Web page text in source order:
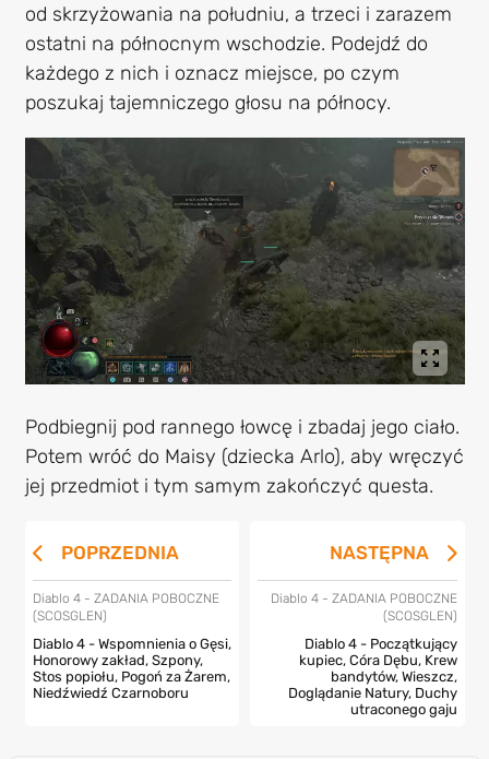
od skrzyżowania na południu, a trzeci i zarazem
ostatni na północnym wschodzie. Podejdź do
każdego z nich i oznacz miejsce, po czym
poszukaj tajemniczego głosu na północy.
Podbiegnij pod rannego łowcę i zbadaj jego ciało.
Potem wróć do Maisy (dziecka Arlo), aby wręczyć
jej przedmiot i tym samym zakończyć questa.
POPRZEDNIA
Diablo 4 - ZADANIA POBOCZNE
(SCOSGLEN)
Diablo 4 - Wspomnienia o Gęsi,
Honorowy zakład, Szpony,
Stos popiołu, Pogoń za Żarem,
Niedźwiedź Czarnoboru
NASTĘPNA
Diablo 4 - ZADANIA POBOCZNE
(SCOSGLEN)
Diablo 4 - Początkujący
kupiec, Córa Dębu, Krew
bandytów, Wieszcz,
Doglądanie Natury, Duchy
utraconego gaju